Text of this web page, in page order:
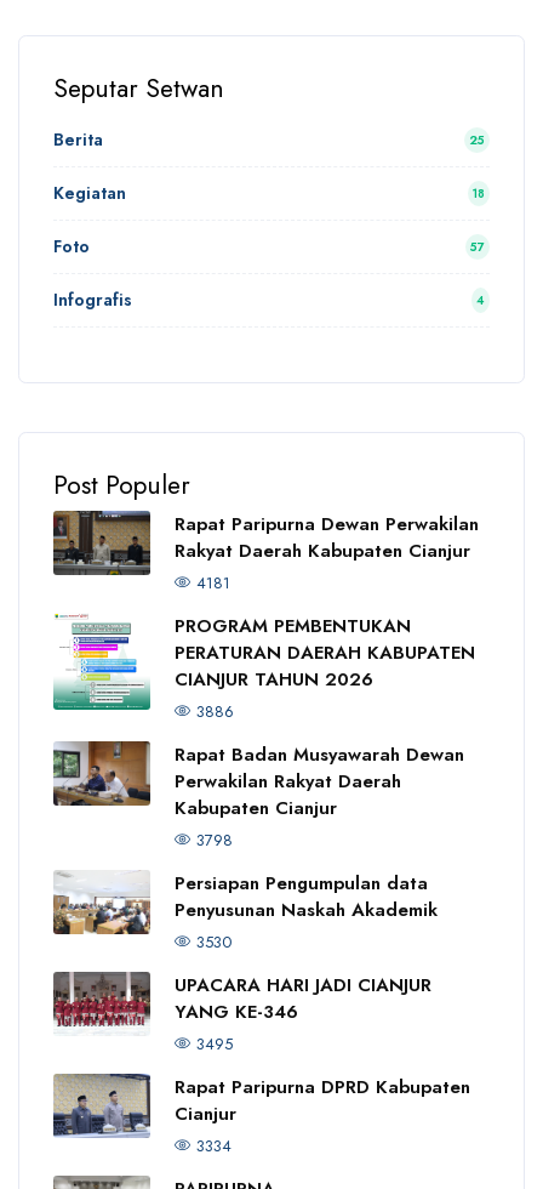
Seputar Setwan
Berita 25
Kegiatan 18
Foto 57
Infografis 4
Post Populer
Rapat Paripurna Dewan Perwakilan
Rakyat Daerah Kabupaten Cianjur
4181
PROGRAM PEMBENTUKAN
PERATURAN DAERAH KABUPATEN
CIANJUR TAHUN 2026
3886
Rapat Badan Musyawarah Dewan
Perwakilan Rakyat Daerah
Kabupaten Cianjur
3798
Persiapan Pengumpulan data
Penyusunan Naskah Akademik
3530
UPACARA HARI JADI CIANJUR
YANG KE-346
3495
Rapat Paripurna DPRD Kabupaten
Cianjur
3334